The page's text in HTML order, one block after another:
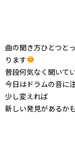
曲の聞き方ひとつと
ります
普段何気なく聞いて
今日はドラムの音に
少し変えれば
新しい発見があるか